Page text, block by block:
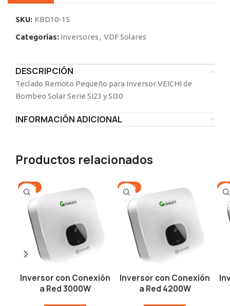
SKU: KBD10-15
Categorías: Inversores, VDF Solares
DESCRIPCIÓN
Teclado Remoto Pequeño para Inversor VEICHI de
Bombeo Solar Serie SI23 y SI30
INFORMACIÓN ADICIONAL
Productos relacionados
-13%
Inversor con Conexión
a Red 3000W
-13%
Inversor con Conexión
a Red 4200W